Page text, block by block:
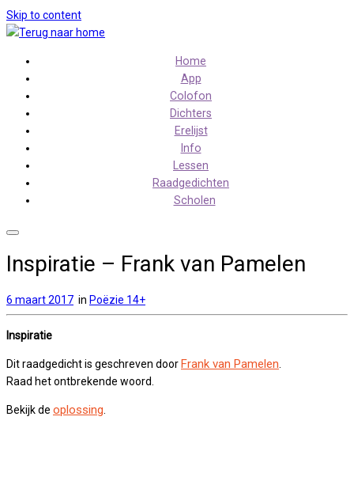
Skip to content
Home
App
Colofon
Dichters
Erelijst
Info
Lessen
Raadgedichten
Scholen
Inspiratie – Frank van Pamelen
6 maart 2017 in Poëzie 14+
Inspiratie
Dit raadgedicht is geschreven door Frank van Pamelen.
Raad het ontbrekende woord.
Bekijk de oplossing.